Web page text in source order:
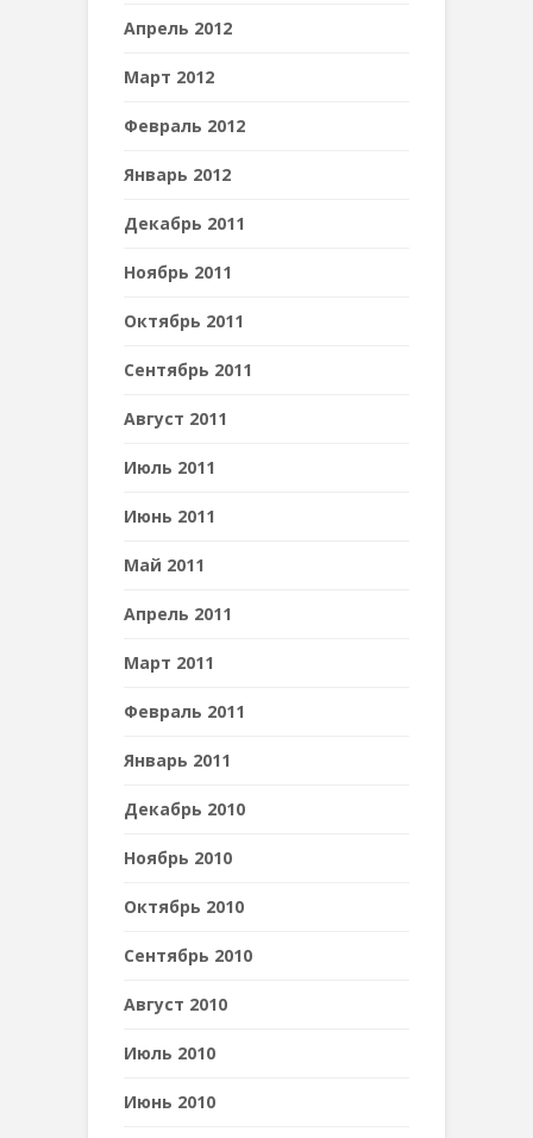
Апрель 2012
Март 2012
Февраль 2012
Январь 2012
Декабрь 2011
Ноябрь 2011
Октябрь 2011
Сентябрь 2011
Август 2011
Июль 2011
Июнь 2011
Май 2011
Апрель 2011
Март 2011
Февраль 2011
Январь 2011
Декабрь 2010
Ноябрь 2010
Октябрь 2010
Сентябрь 2010
Август 2010
Июль 2010
Июнь 2010